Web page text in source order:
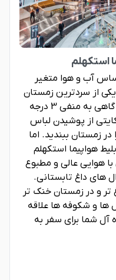
استکهلم
آب و هوا متغیر
از سردترین زمستان
های اروپا را دارد. دما در این فصل گاهی به منفی 3 درجه
از پوشیدن لباس
در زمستان ببندید. اما
هواپیما استکهلم
هوایی عالی و مطبوع
های داغ تابستانی.
تر و در زمستان خنک تر
ها و شکوفه ها علاقه
آل شما برای سفر به